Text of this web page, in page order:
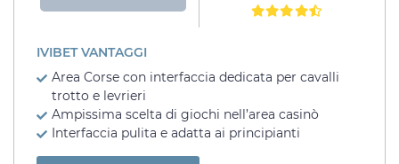
IVIBET VANTAGGI
Area Corse con interfaccia dedicata per cavalli
trotto e levrieri
Ampissima scelta di giochi nell’area casinò
Interfaccia pulita e adatta ai principianti